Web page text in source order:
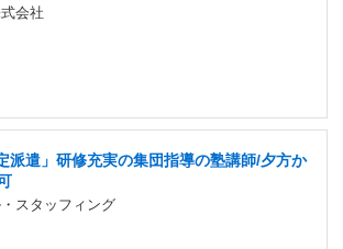
会社
派遣」研修充実の集団指導の塾講師/夕方か
スタッフィング